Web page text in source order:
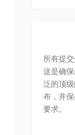
所有提
这是确
泛的顶
布，并
要求。